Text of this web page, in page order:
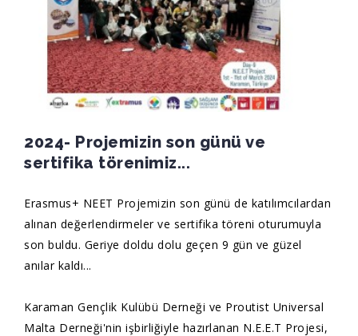
2024- Projemizin son günü ve
sertifika törenimiz...
Erasmus+ NEET Projemizin son günü de katılımcılardan
alınan değerlendirmeler ve sertifika töreni oturumuyla
son buldu. Geriye doldu dolu geçen 9 gün ve güzel
anılar kaldı...
Karaman Gençlik Kulübü Derneği ve Proutist Universal
Malta Derneği'nin işbirliğiyle hazırlanan N.E.E.T Projesi,